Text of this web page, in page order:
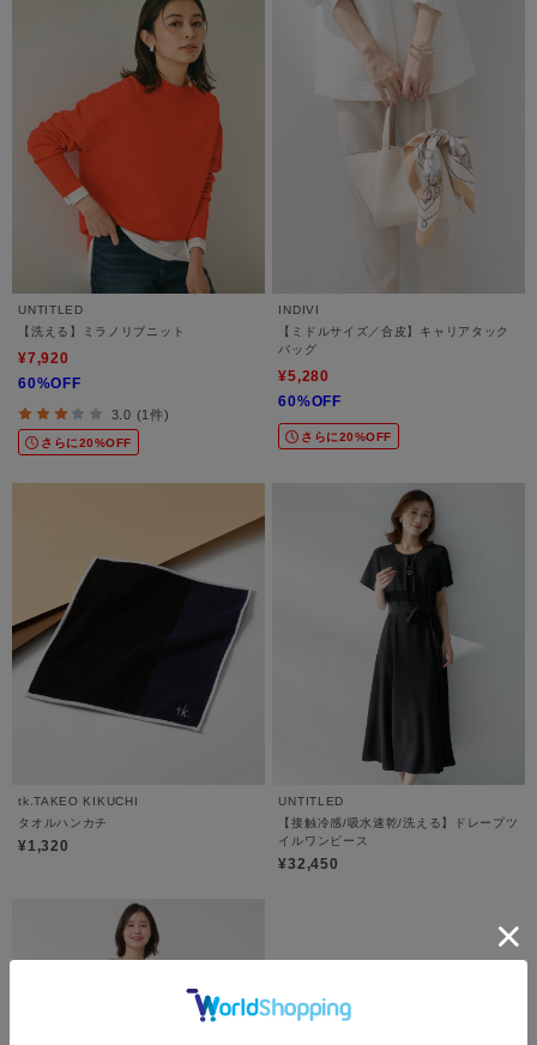
UNTITLED
【洗える】ミラノリブニット
¥7,920
60%OFF
3.0 (1件)
さらに20%OFF
INDIVI
【ミドルサイズ／合皮】キャリアタック
バッグ
¥5,280
60%OFF
さらに20%OFF
tk.TAKEO KIKUCHI
タオルハンカチ
¥1,320
UNTITLED
【接触冷感/吸水速乾/洗える】ドレープツ
イルワンピース
¥32,450